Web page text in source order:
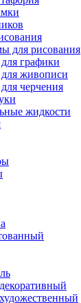
для рисования
графики
живописи
черчения
жидкости